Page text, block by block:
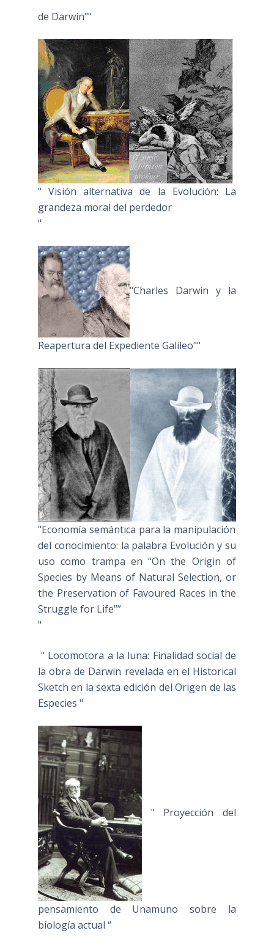
de Darwin""
" Visión alternativa de la Evolución: La
grandeza moral del perdedor
"
"Charles Darwin y la
Reapertura del Expediente Galileo""
"Economía semántica para la manipulación
del conocimiento: la palabra Evolución y su
uso como trampa en “On the Origin of
Species by Means of Natural Selection, or
the Preservation of Favoured Races in the
Struggle for Life””
"
" Locomotora a la luna: Finalidad social de
la obra de Darwin revelada en el Historical
Sketch en la sexta edición del Origen de las
Especies "
" Proyección del
pensamiento de Unamuno sobre la
biología actual “